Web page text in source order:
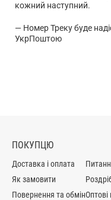
кожний наступний.
— Номер Треку буде
УкрПоштою
ПОКУПЦЮ
Доставка і оплата
Як замовити
Повернення та обмінОптові